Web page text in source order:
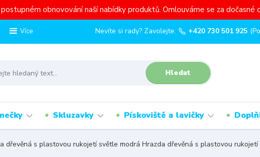
obnovování naší nabídky produktů. Omlouváme se za
Více
Hledat
Nevíte si rady? Zavolejte. +420 730 501 925
Skluzavky Pískoviště a lavičky
dřevěná s plastovou rukojetí světle modrá Hrazda dřevěná s plastovou rukojetí